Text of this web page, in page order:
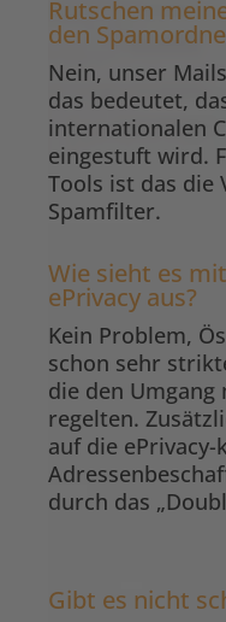
Rutschen
den
Nein, unser
das bedeutet,
internationalen
eingestuft wird.
Tools ist das die
Spamfilter.
Wie sieht es
ePrivacy aus?
Kein Problem,
schon sehr
die den
regelten.
auf die
durch das
Gibt es nicht